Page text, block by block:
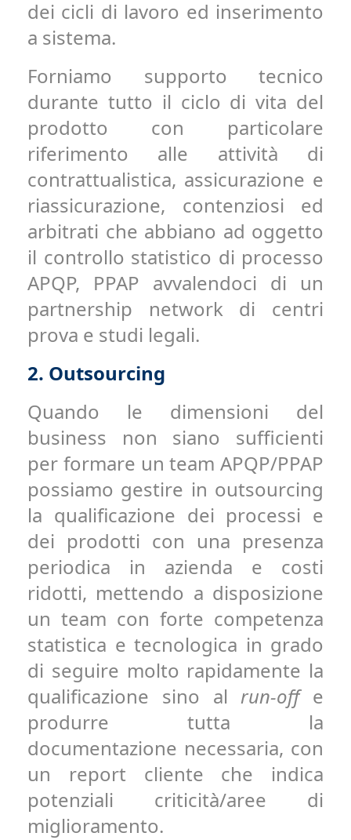
dei cicli di lavoro ed inserimento
a sistema.
Forniamo supporto tecnico
durante tutto il ciclo di vita del
prodotto con particolare
riferimento alle attività di
contrattualistica, assicurazione e
riassicurazione, contenziosi ed
arbitrati che abbiano ad oggetto
il controllo statistico di processo
APQP, PPAP avvalendoci di un
partnership network di centri
prova e studi legali.
2. Outsourcing
Quando le dimensioni del
business non siano sufficienti
per formare un team APQP/PPAP
possiamo gestire in outsourcing
la qualificazione dei processi e
dei prodotti con una presenza
periodica in azienda e costi
ridotti, mettendo a disposizione
un team con forte competenza
statistica e tecnologica in grado
di seguire molto rapidamente la
qualificazione sino alrun-offe
produrre tutta la
documentazione necessaria, con
un report cliente che indica
potenziali criticità/aree di
miglioramento.